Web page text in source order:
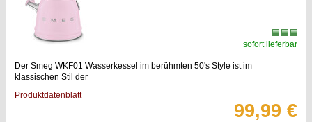
sofort lieferbar
Der Smeg WKF01 Wasserkessel im berühmten 50's Style ist im
klassischen Stil der
Produktdatenblatt
99,99 €